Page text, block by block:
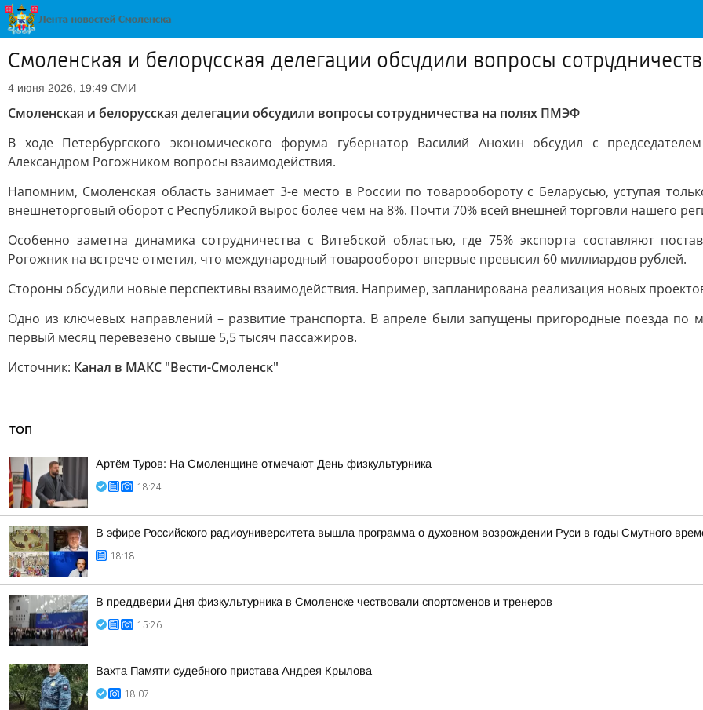
Смоленская и белорусская делегации обсудили вопросы
4 июня 2026, 19:49 СМИ
Смоленская и белорусская делегации обсудили вопросы сотрудничества на полях ПМЭФ
В ходе Петербургского экономического форума губернатор Василий Анохин обсудил с
Александром Рогожником вопросы взаимодействия.
Напомним, Смоленская область занимает 3-е место в России по товарообороту с Беларусью, уступая
внешнеторговый оборот с Республикой вырос более чем на 8%. Почти 70% всей внешней торговли нашего
Особенно заметна динамика сотрудничества с Витебской областью, где 75% экспорта составляют
Рогожник на встрече отметил, что международный товарооборот впервые превысил 60 миллиардов рублей.
Стороны обсудили новые перспективы взаимодействия. Например, запланирована реализация новых
Одно из ключевых направлений – развитие транспорта. В апреле были запущены пригородные поезда
первый месяц перевезено свыше 5,5 тысяч пассажиров.
Источник: Канал в МАКС "Вести-Смоленск"
ТОП
Артём Туров: На Смоленщине отмечают День физкультурника
18:24
В эфире Российского радиоуниверситета вышла программа о духовном возрождении Руси в годы Смутного
18:18
В преддверии Дня физкультурника в Смоленске чествовали спортсменов и тренеров
15:26
Вахта Памяти судебного пристава Андрея Крылова
18:07